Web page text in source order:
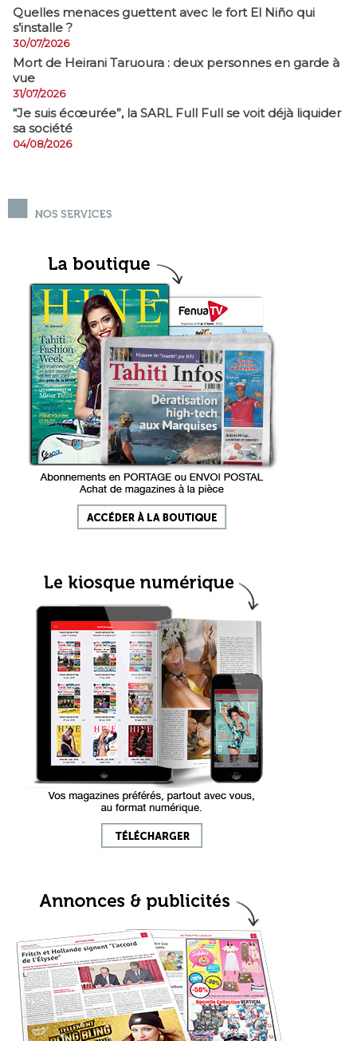
Quelles menaces guettent avec le fort El Niño qui
s’installe ?
30/07/2026
Mort de Heirani Taruoura : deux personnes en garde à
vue
31/07/2026
​“Je suis écœurée”, la SARL Full Full se voit déjà liquider
sa société
04/08/2026